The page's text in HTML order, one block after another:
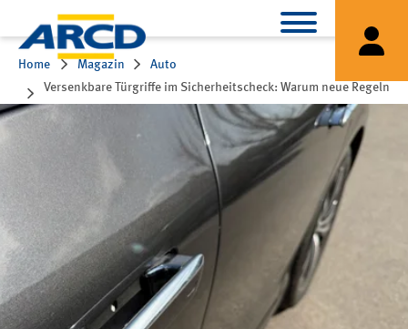
Home Magazin
Auto
Versenkbare Türgriffe im Sicherheitscheck: Warum neue Regeln
Hersteller zum Umdenken zwingen